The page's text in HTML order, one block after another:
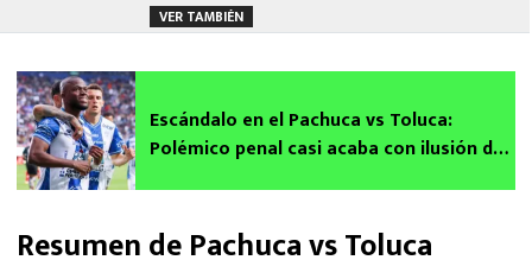
VER TAMBIÉN
Escándalo en el Pachuca vs Toluca:
Polémico penal casi acaba con ilusión del
Resumen de Pachuca vs Toluca